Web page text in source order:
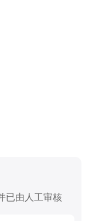
已由人工审核